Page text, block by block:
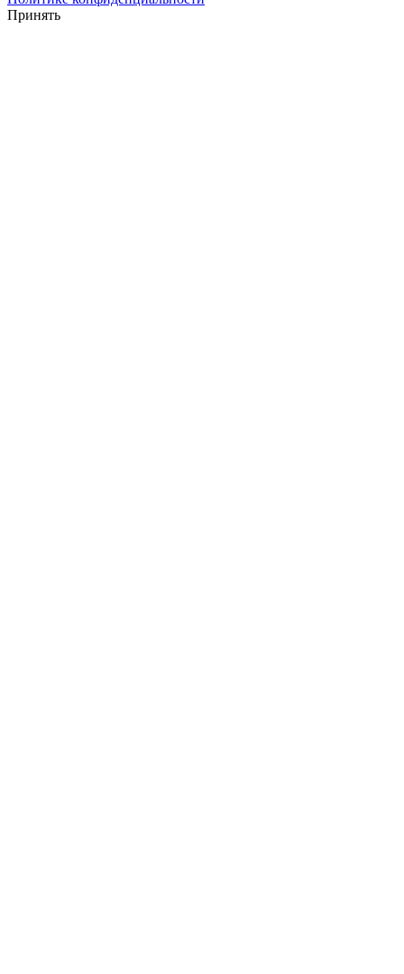
Принять